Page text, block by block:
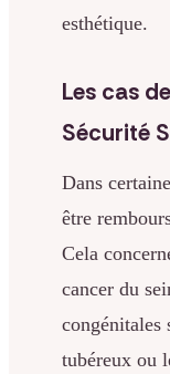
esthétique.
Les cas
Sécurité
Dans
être
Cela
cancer du
congénitales
tubéreux ou